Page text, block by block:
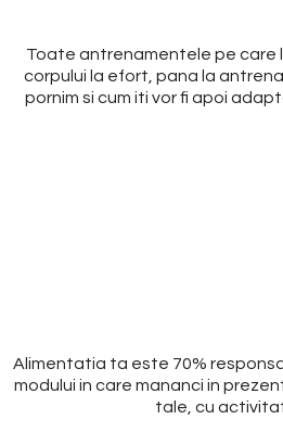
Toate antrenamentele pe care
corpului la efort, pana la
pornim si cum iti vor fi apoi
Alimentatia ta este 70%
modului in care mananci in
tale, cu